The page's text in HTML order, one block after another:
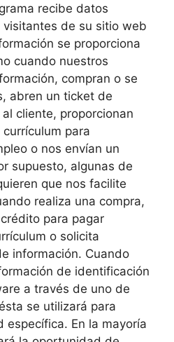
recibe datos
de su sitio web
se proporciona
cuando nuestros
compran o se
abren un ticket de
cliente, proporcionan
para
o nos envían un
supuesto, algunas de
que nos facilite
realiza una compra,
para pagar
o solicita
información. Cuando
de identificación
a través de uno de
se utilizará para
específica. En la mayoría